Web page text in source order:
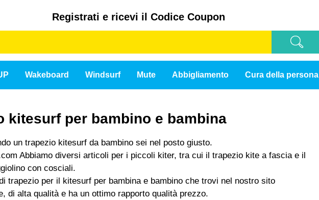
Registrati e ricevi il Codice Coupon
Wakeboard Windsurf Mute Abbigliamento Cura della persona
kitesurf per bambino e bambina
un trapezio kitesurf da bambino sei nel posto giusto.
Abbiamo diversi articoli per i piccoli kiter, tra cui il trapezio kite a fascia e il
con cosciali.
trapezio per il kitesurf per bambina e bambino che trovi nel nostro sito
di alta qualità e ha un ottimo rapporto qualità prezzo.